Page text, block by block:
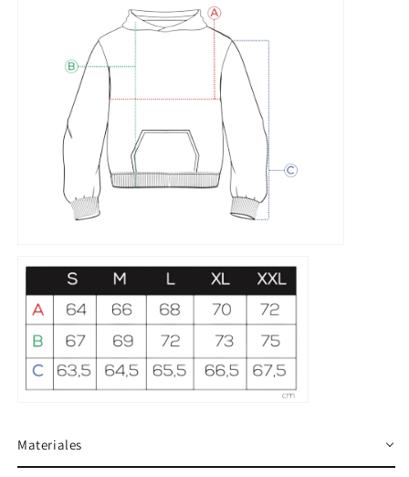
Materiales